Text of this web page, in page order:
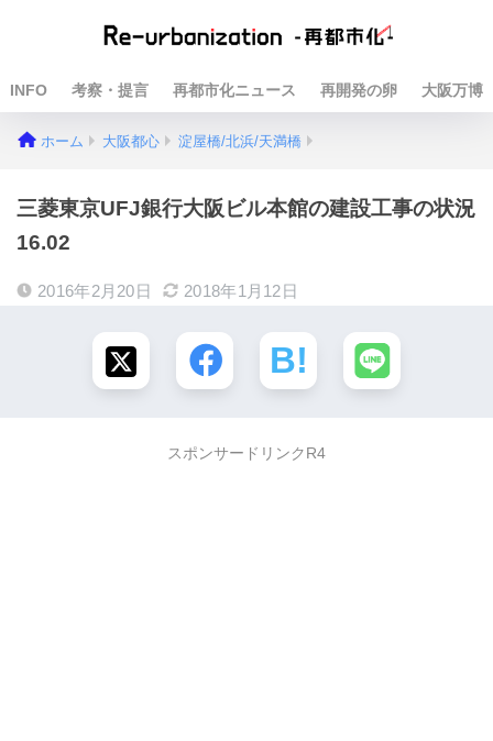
INFO 考察・提言 再都市化ニュース 再開発の卵 大阪万博
ホーム 大阪都心 淀屋橋/北浜/天満橋
三菱東京UFJ銀行大阪ビル本館の建設工事の状況
16.02
2016年2月20日 2018年1月12日
スポンサードリンクR4